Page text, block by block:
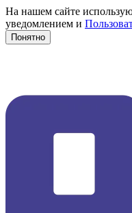
На нашем сайте
уведомлением и
Понятно